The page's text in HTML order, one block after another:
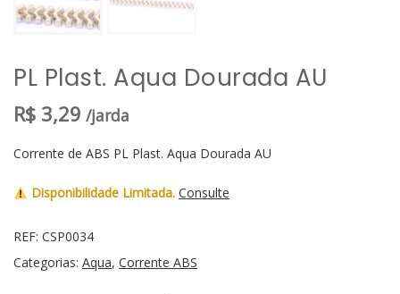
PL Plast. Aqua Dourada AU
R$ 3,29 /jarda
Corrente de ABS PL Plast. Aqua Dourada AU
Disponibilidade Limitada. Consulte
REF: CSP0034
Categorias: Aqua, Corrente ABS